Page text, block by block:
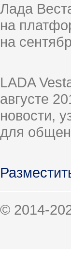
Лада
на
на
LADA
августе
новости,
для
© 2014-